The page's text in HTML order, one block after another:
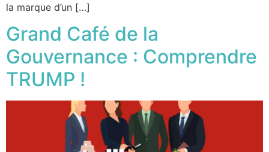
la marque d’un […]
Grand Café de la
Gouvernance : Comprendre
TRUMP !